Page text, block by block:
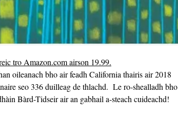
tro Amazon.com airson 19.99.
oileanach bho air feadh California thairis air 2018
seo 336 duilleag de thlachd. Le ro-shealladh bho
Bàrd-Tidseir air an gabhail a-steach cuideachd!